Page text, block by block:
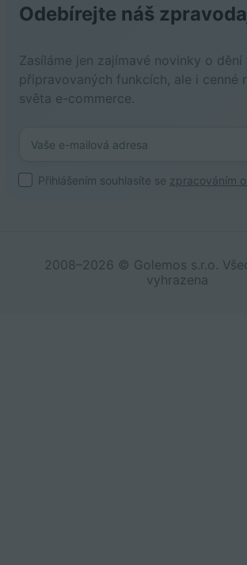
Odebírejte náš
Zasíláme jen zajímavé novinky o dění
připravovaných funkcích, ale i cenné
světa e-commerce.
Přihlášením souhlasíte se zpracováním
2008–2026 © Golemos s.r.o.
vyhrazena